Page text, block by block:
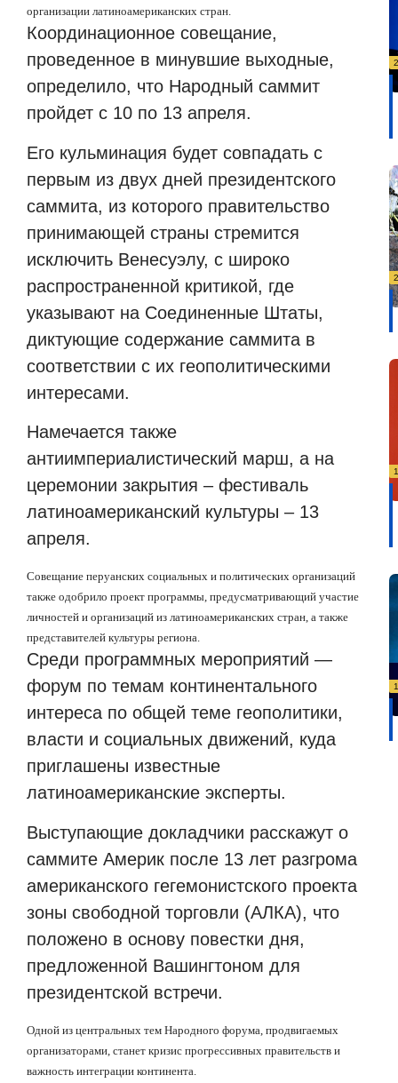
организации латиноамериканских стран.
Координационное совещание,
проведенное в минувшие выходные,
определило, что Народный саммит
пройдет с 10 по 13 апреля.
Его кульминация будет совпадать с
первым из двух дней президентского
саммита, из которого правительство
принимающей страны стремится
исключить Венесуэлу, с широко
распространенной критикой, где
указывают на Соединенные Штаты,
диктующие содержание саммита в
соответствии с их геополитическими
интересами.
Намечается также
антиимпериалистический марш, а на
церемонии закрытия – фестиваль
латиноамериканский культуры – 13
апреля.
Совещание перуанских социальных и политических организаций
также одобрило проект программы, предусматривающий участие
личностей и организаций из латиноамериканских стран, а также
представителей культуры региона.
Среди программных мероприятий —
форум по темам континентального
интереса по общей теме геополитики,
власти и социальных движений, куда
приглашены известные
латиноамериканские эксперты.
Выступающие докладчики расскажут о
саммите Америк после 13 лет разгрома
американского гегемонистского проекта
зоны свободной торговли (АЛКА), что
положено в основу повестки дня,
предложенной Вашингтоном для
президентской встречи.
Одной из центральных тем Народного форума, продвигаемых
организаторами, станет кризис прогрессивных правительств и
важность интеграции континента.